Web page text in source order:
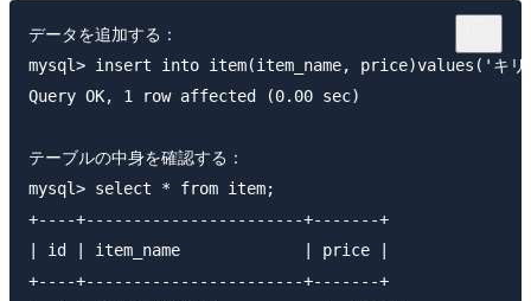
データを追加する：
mysql> insert into item(item_name, price)values('キリ
Query OK, 1 row affected (0.00 sec)
テーブルの中身を確認する：
mysql> select * from item;
+----+-----------------------+-------+
| id | item_name             | price |
+----+-----------------------+-------+